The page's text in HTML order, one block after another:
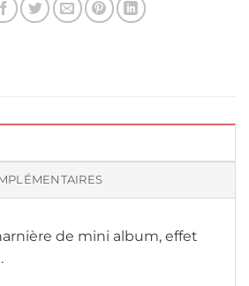
de mini album, effet